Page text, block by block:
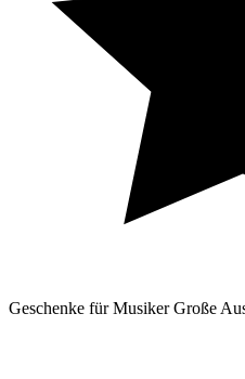
Geschenke für Musiker Große